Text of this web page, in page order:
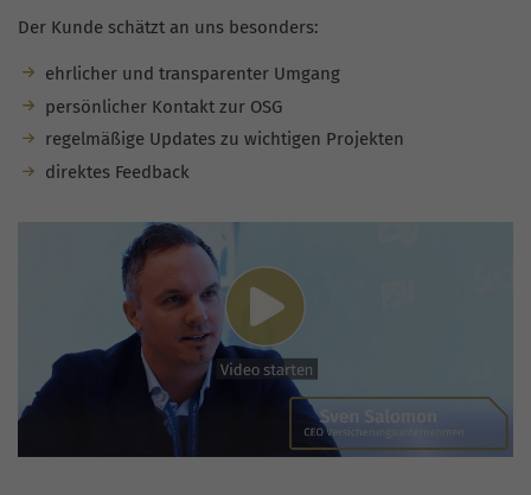
Der Kunde schätzt an uns besonders:
ehrlicher und transparenter Umgang
persönlicher Kontakt zur OSG
regelmäßige Updates zu wichtigen Projekten
direktes Feedback
bereits ab 499 € pro